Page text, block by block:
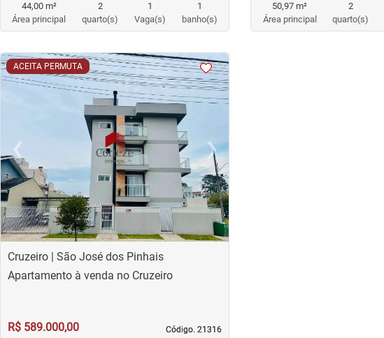
44,00 m²
Área principal
2
quarto(s)
1
Vaga(s)
1
banho(s)
50,97 m²
Área principal
2
quarto(s)
ACEITA PERMUTA
<<<<
‹Previous ›Next
Cruzeiro | São José dos Pinhais
Código. 21316
Código. 21316
Apartamento à venda no Cruzeiro
R$ 589.000,00